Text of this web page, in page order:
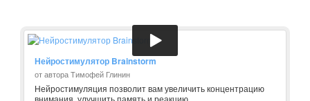
Нейростимулятор Brainstorm
от автора Тимофей Глинин
Нейростимуляция позволит вам увеличить концентрацию
внимания, улучшить память и реакцию